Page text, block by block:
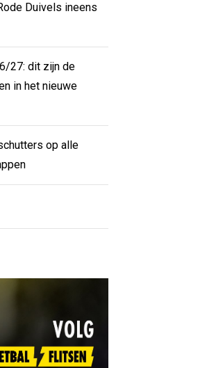
Duivels ineens
27: dit zijn de
in het nieuwe
op alle